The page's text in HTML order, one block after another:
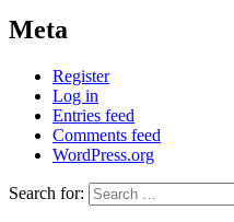
Meta
Register
Log in
Entries feed
Comments feed
WordPress.org
Search for: